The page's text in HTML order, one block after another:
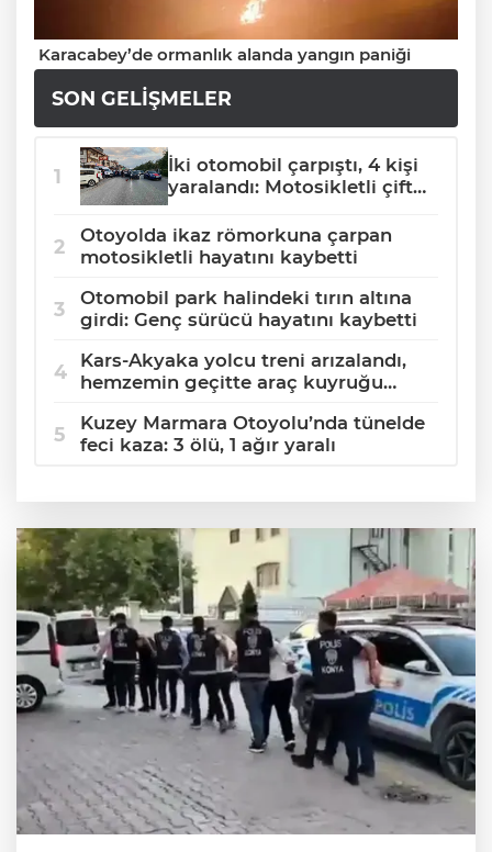
Karacabey’de ormanlık alanda yangın paniği
SON GELIŞMELER
İki otomobil çarpıştı, 4 kişi
yaralandı: Motosikletli çift
Otoyolda ikaz römorkuna çarpan
motosikletli hayatını kaybetti
Otomobil park halindeki tırın altına
girdi: Genç sürücü hayatını kaybetti
Kars-Akyaka yolcu treni arızalandı,
hemzemin geçitte araç kuyruğu
Kuzey Marmara Otoyolu’nda tünelde
feci kaza: 3 ölü, 1 ağır yaralı